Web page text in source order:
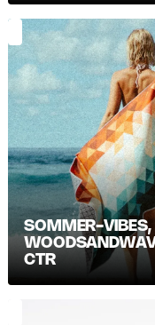
SOMMER-VIBES,
CTR